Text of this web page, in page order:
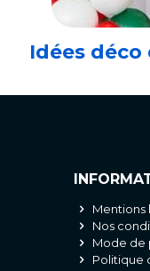
Idées
Mentions
Nos
Mode de
Politique